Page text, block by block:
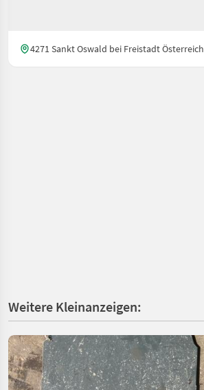
4271 Sankt Oswald bei Freistadt Österreich
Weitere Kleinanzeigen: